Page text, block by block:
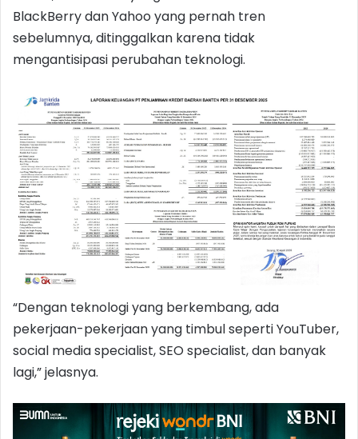
BlackBerry dan Yahoo yang pernah tren
sebelumnya, ditinggalkan karena tidak
mengantisipasi perubahan teknologi.
“Dengan teknologi yang berkembang, ada
pekerjaan-pekerjaan yang timbul seperti YouTuber,
social media specialist, SEO specialist, dan banyak
lagi,” jelasnya.